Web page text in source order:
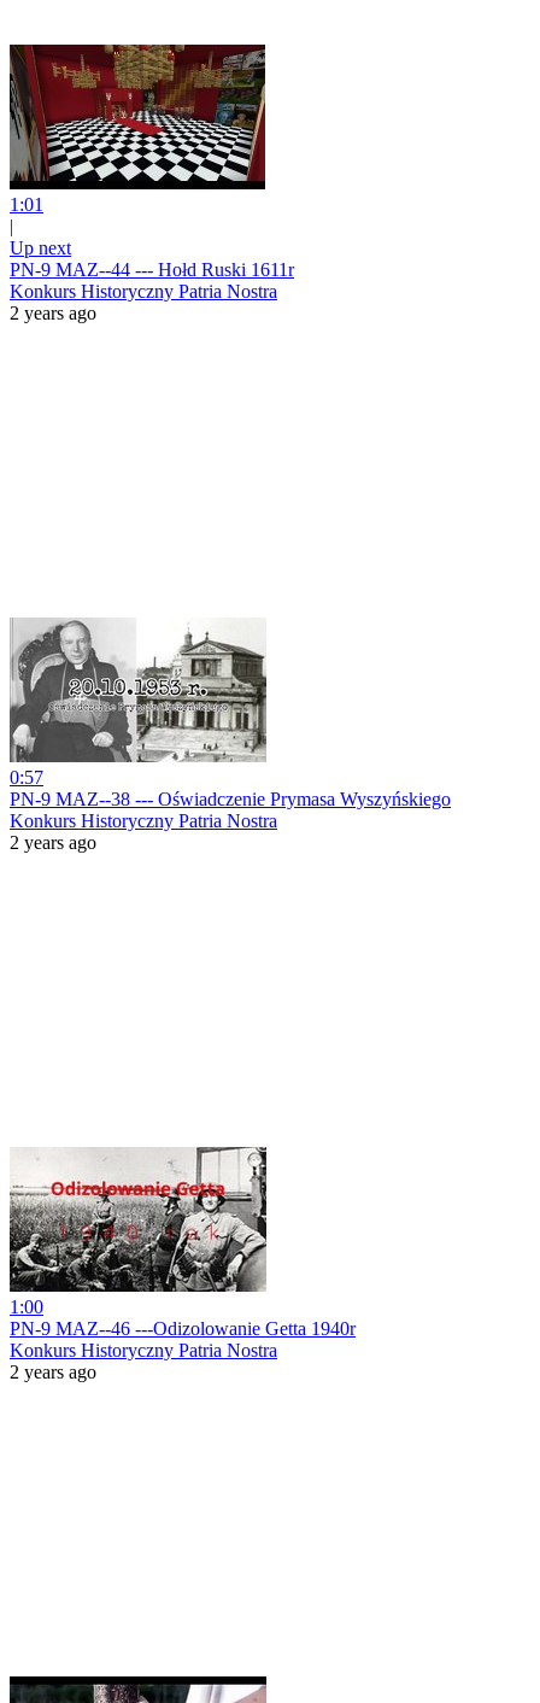
1:01
|
Up next
PN-9 MAZ--44 --- Hołd Ruski 1611r
Konkurs Historyczny Patria Nostra
2 years ago
0:57
PN-9 MAZ--38 --- Oświadczenie Prymasa Wyszyńskiego
Konkurs Historyczny Patria Nostra
2 years ago
1:00
PN-9 MAZ--46 ---Odizolowanie Getta 1940r
Konkurs Historyczny Patria Nostra
2 years ago